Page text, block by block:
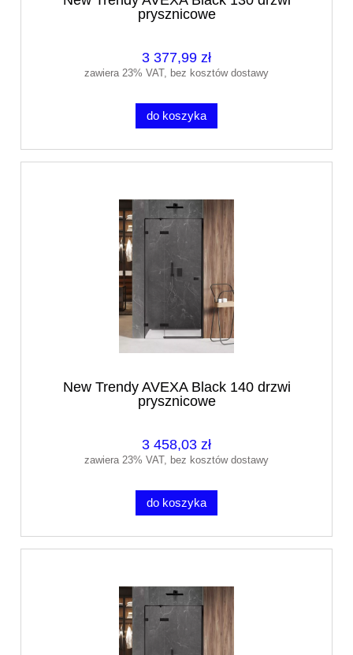
prysznicowe
3 377,99 zł
zawiera 23% VAT, bez kosztów dostawy
do koszyka
New Trendy AVEXA Black 140 drzwi
prysznicowe
3 458,03 zł
zawiera 23% VAT, bez kosztów dostawy
do koszyka